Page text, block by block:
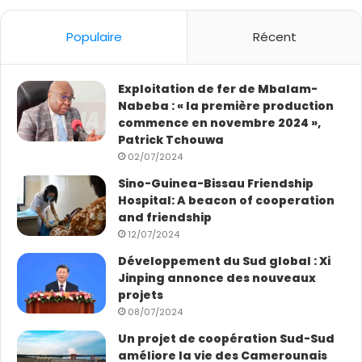
© OMS Les équipes de prévention et de contrôle des
infections intensifient leurs interventions à Mongbwalu
contre l’épidémie d’Ebola, causée par le virus
Bundibugyo.
Le rôle central des communautés
Les groupes consultatifs de l’OMS ont annoncé la
semaine dernière que plusieurs traitements et vaccins
candidats étaient suffisamment prometteurs pour
justifier qu’on leur accorde la priorité dans le cadre
d’essais cliniques. L’OMS travaille désormais en étroite
Populaire Récent
Exploitation de fer de Mbalam-
Nabeba : « la première production
commence en novembre 2024 »,
Patrick Tchouwa
02/07/2024
Sino-Guinea-Bissau Friendship
Hospital: A beacon of cooperation
and friendship
12/07/2024
Développement du Sud global : Xi
Jinping annonce des nouveaux
projets
08/07/2024
Un projet de coopération Sud-Sud
améliore la vie des Camerounais